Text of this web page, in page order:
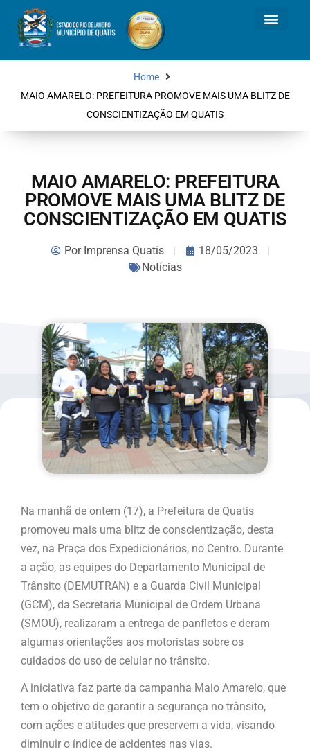
Home
MAIO AMARELO: PREFEITURA PROMOVE MAIS UMA BLITZ DE
CONSCIENTIZAÇÃO EM QUATIS
MAIO AMARELO: PREFEITURA
PROMOVE MAIS UMA BLITZ DE
CONSCIENTIZAÇÃO EM QUATIS
PorImprensa Quatis
18/05/2023
Notícias
Na manhã de ontem (17), a Prefeitura de Quatis
promoveu mais uma blitz de conscientização, desta
vez, na Praça dos Expedicionários, no Centro. Durante
a ação, as equipes do Departamento Municipal de
Trânsito (DEMUTRAN) e a Guarda Civil Municipal
(GCM), da Secretaria Municipal de Ordem Urbana
(SMOU), realizaram a entrega de panfletos e deram
algumas orientações aos motoristas sobre os
cuidados do uso de celular no trânsito.
A iniciativa faz parte da campanha Maio Amarelo, que
tem o objetivo de garantir a segurança no trânsito,
com ações e atitudes que preservem a vida, visando
diminuir o índice de acidentes nas vias.